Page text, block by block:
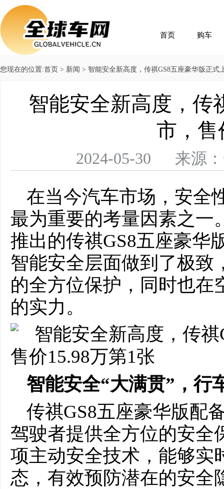
首页 购车
您现在的位置:首页 > 新闻 > 智能安全新高度，传祺GS8五座豪华版正式
智能安全新高度，传
市，售
2024-05-30 来源
在当今汽车市场，安全
最为重要的考量因素之一
推出的传祺GS8五座豪华
智能安全层面做到了极致
的全方位保护，同时也在
的实力。
智能安全“大满贯” ，行
传祺GS8五座豪华版配
驾驶者提供全方位的安全
项主动安全技术，能够实
态，有效预防潜在的安全